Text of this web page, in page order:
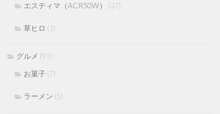
エスティマ（ACR50W） (37)
草ヒロ (1)
グルメ (93)
お菓子 (7)
ラーメン (5)